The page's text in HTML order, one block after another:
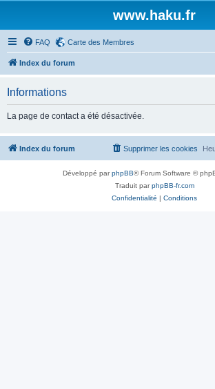
www.haku.fr
FAQ Carte des Membres
Index du forum
Informations
La page de contact a été désactivée.
Index du forum Supprimer les cookies
Développé parphpBB® Forum Software ©
Traduit parphpBB-fr.com
Confidentialité | Conditions